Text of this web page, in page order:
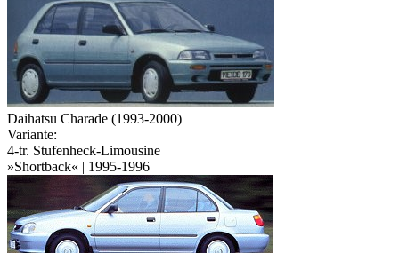
Daihatsu Charade (1993-2000)
Variante:
4-tr. Stufenheck-Limousine
»Shortback« | 1995-1996